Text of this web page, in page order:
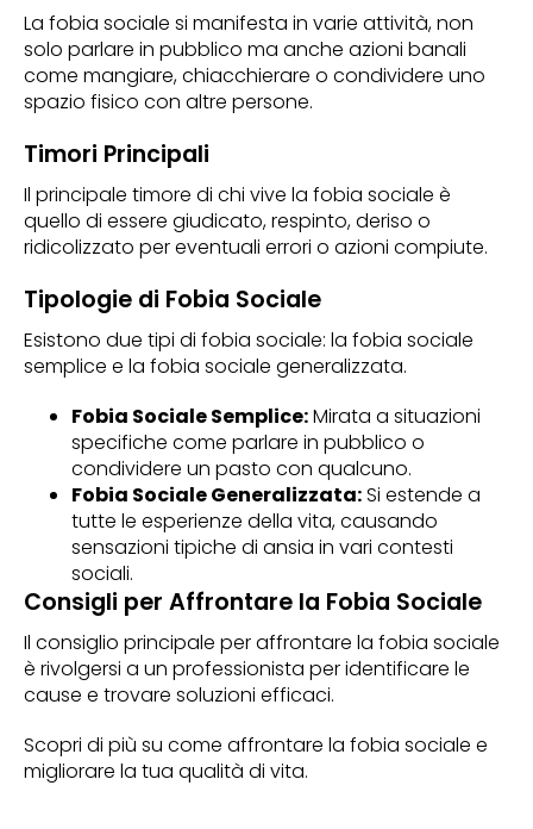
La fobia sociale si manifesta in varie attività, non
solo parlare in pubblico ma anche azioni banali
come mangiare, chiacchierare o condividere uno
spazio fisico con altre persone.
Timori Principali
Il principale timore di chi vive la fobia sociale è
quello di essere giudicato, respinto, deriso o
ridicolizzato per eventuali errori o azioni compiute.
Tipologie di Fobia Sociale
Esistono due tipi di fobia sociale: la fobia sociale
semplice e la fobia sociale generalizzata.
Fobia Sociale Semplice:Mirata a situazioni
specifiche come parlare in pubblico o
condividere un pasto con qualcuno.
Fobia Sociale Generalizzata:Si estende a
tutte le esperienze della vita, causando
sensazioni tipiche di ansia in vari contesti
sociali.
Consigli per Affrontare la Fobia Sociale
Il consiglio principale per affrontare la fobia sociale
è rivolgersi a un professionista per identificare le
cause e trovare soluzioni efficaci.
Scopri di più su come affrontare la fobia sociale e
migliorare la tua qualità di vita.